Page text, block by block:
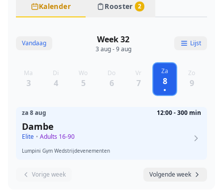
Kalender Rooster 2
Vandaag Week 32
3 aug - 9 aug
Lijst
Ma
3
Di
4
Wo
5
Do
6
Vr
7
Za
8
Zo
9
za 8 aug 12:00 - 300 min
Dambe
Elite • Adults 16-90
Lumpini Gym Wedstrijdevenementen
Vorige week Volgende week